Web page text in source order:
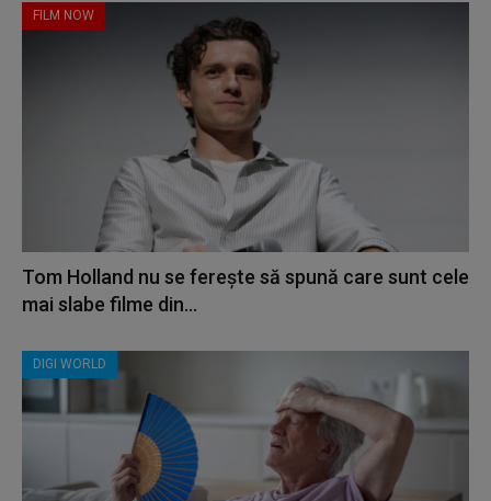
FILM NOW
Tom Holland nu se ferește să spună care sunt cele
mai slabe filme din...
DIGI WORLD